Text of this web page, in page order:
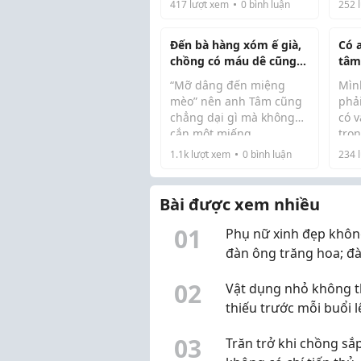
417 lượt xem 0 bình luận 252
Đến bà hàng xóm ế già,
chồng có máu dê cũng
không tha
“Mỡ dâng đến miệng
mèo” nên anh Tâm cũng
chẳng dại gì mà không
cắn một miếng.
tính dê xồm của chồng.
Mới chuyển về khu tập
tiếng xấu của anh Tâm
đã lan hết...
1.1k lượt xem 0 bình luận
Có
có
Hồi
234
Bài được xem nhiều
01
Phụ nữ xinh đẹp
đàn ông trăng hoa;
chẳng ngại phụ nữ
02
Vật dụng nhỏ không
thiếu trước mỗi buổi
Video review!
03
Trăn trở khi chồng